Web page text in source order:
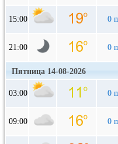
15:00 0
21:00 0
Пятница 14-08-2026
03:00 0
09:00 0